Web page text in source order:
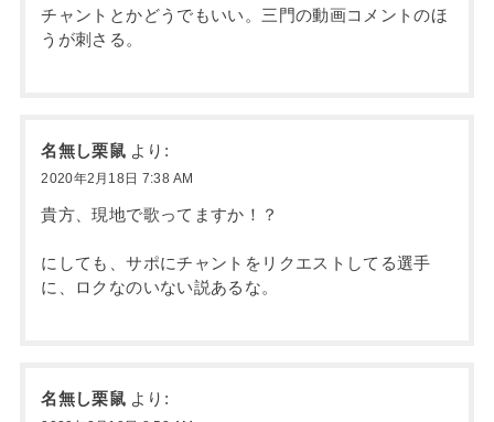
チャントとかどうでもいい。三門の動画コメントのほ
うが刺さる。
名無し栗鼠 より:
2020年2月18日 7:38 AM
貴方、現地で歌ってますか！？
にしても、サポにチャントをリクエストしてる選手
に、ロクなのいない説あるな。
名無し栗鼠 より: